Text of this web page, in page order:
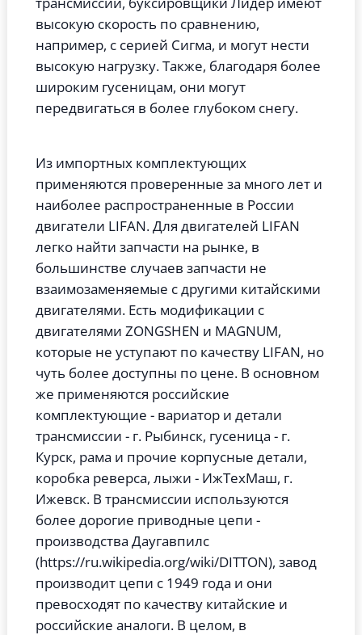
высокую скорость по сравнению,
например, с серией Сигма, и могут нести
высокую нагрузку. Также, благодаря более
широким гусеницам, они могут
передвигаться в более глубоком снегу.
Из импортных комплектующих
применяются проверенные за много лет и
наиболее распространенные в России
двигатели LIFAN. Для двигателей LIFAN
легко найти запчасти на рынке, в
большинстве случаев запчасти не
взаимозаменяемые с другими китайскими
двигателями. Есть модификации с
двигателями ZONGSHEN и MAGNUM,
которые не уступают по качеству LIFAN, но
чуть более доступны по цене. В основном
же применяются российские
комплектующие - вариатор и детали
трансмиссии - г. Рыбинск, гусеница - г.
Курск, рама и прочие корпусные детали,
коробка реверса, лыжи - ИжТехМаш, г.
Ижевск. В трансмиссии используются
более дорогие приводные цепи -
производства Даугавпилс
(https://ru.wikipedia.org/wiki/DITTON), завод
производит цепи с 1949 года и они
превосходят по качеству китайские и
российские аналоги. В целом, в